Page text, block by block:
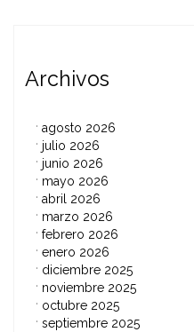
Archivos
agosto 2026
julio 2026
junio 2026
mayo 2026
abril 2026
marzo 2026
febrero 2026
enero 2026
diciembre 2025
noviembre 2025
octubre 2025
septiembre 2025